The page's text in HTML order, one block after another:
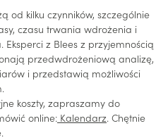
od kilku czynników, szczególnie
czasu trwania wdrożenia i
z Blees z przyjemnością
przedwdrożeniową analizę,
i przedstawią możliwości
koszty, zapraszamy do
online: Kalendarz. Chętnie